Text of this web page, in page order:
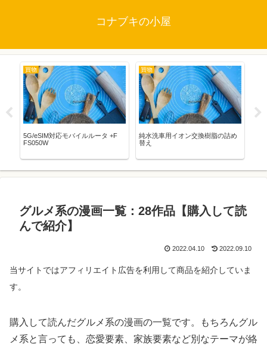
コナブキの小屋
買物
5G/eSIM対応モバイルルータ +F
FS050W
買物
純水洗車用イオン交換樹脂の詰め
替え
グルメ系の漫画一覧：28作品【購入して読
んで紹介】
2022.04.10 2022.09.10
当サイトではアフィリエイト 広告を利用して商品を紹介していま
す。
購入して読んだグルメ系の漫画の一覧です。もちろんグル
メ系と言っても、恋愛要素、家族要素など別なテーマが絡